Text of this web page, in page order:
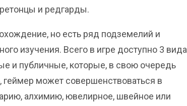
и редгарды.
но есть ряд подземелий и
изучения. Всего в игре доступно 3 вида
и публичные, которые, в свою очередь
геймер может совершенствоваться в
алхимию, ювелирное, швейное или